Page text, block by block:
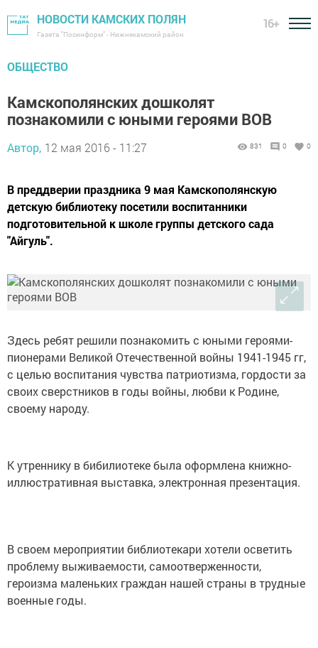
НОВОСТИ КАМСКИХ ПОЛЯН
Газета "Посинформ" - Нижнекамский район
16+
ОБЩЕСТВО
Камскополянских дошколят
познакомили с юными героями ВОВ
Автор, 12 мая 2016 - 11:27 831 0 0
В преддверии праздника 9 мая Камскополянскую
детскую библиотеку посетили воспитанники
подготовительной к школе группы детского сада
"Айгуль".
Здесь ребят решили познакомить с юными героями-
пионерами Великой Отечественной войны 1941-1945 гг,
с целью воспитания чувства патриотизма, гордости за
своих сверстников в годы войны, любви к Родине,
своему народу.
К утреннику в бибилиотеке была оформлена книжно-
иллюстративная выставка, электронная презентация.
В своем мероприятии библиотекари хотели осветить
проблему выживаемости, самоотверженности,
героизма маленьких граждан нашей страны в трудные
военные годы.